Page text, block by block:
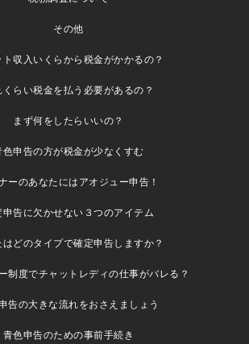
その他
ト収入いくらから税金がかかるの？
くらい税金を払う必要があるの？
まず何をしたらいいの？
色申告の方が税金が少なくすむ
ーのあなたにはアオジュー申告！
申告に欠かせない３つのアイテム
はどのタイプで確定申告しますか？
制度でチャットレディの仕事がバレる？
告の大きな流れをおさえましょう
青色申告のための事前手続き